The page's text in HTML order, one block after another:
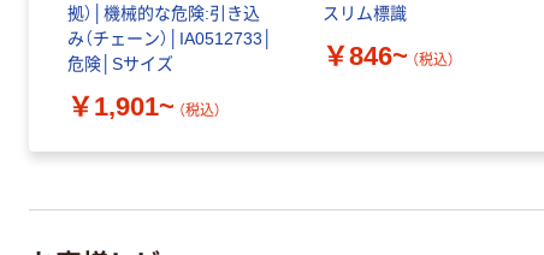
拠）│機械的な危険:引き込
み（チェーン）│IA0512733│
危険│Sサイズ
￥1,901~ （税込）
スリム標識
￥846~ （税込）